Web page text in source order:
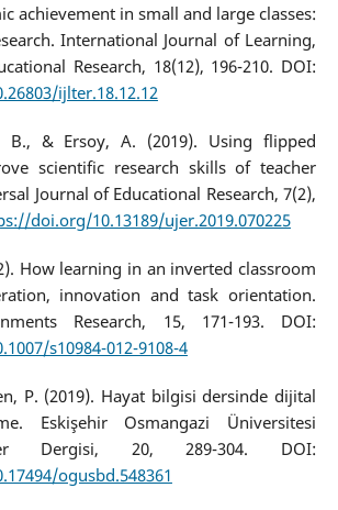
achievement in small and large classes:
International Journal of Learning,
Research, 18(12), 196-210. DOI:
ijlter.18.12.12
B., & Ersoy, A. (2019). Using flipped
scientific research skills of teacher
Journal of Educational Research, 7(2),
doi.org/10.13189/ujer.2019.070225
How learning in an inverted classroom
innovation and task orientation.
Research, 15, 171-193. DOI:
s10984-012-9108-4
P. (2019). Hayat bilgisi dersinde dijital
Eskişehir Osmangazi Üniversitesi
Dergisi, 20, 289-304. DOI:
ogusbd.548361